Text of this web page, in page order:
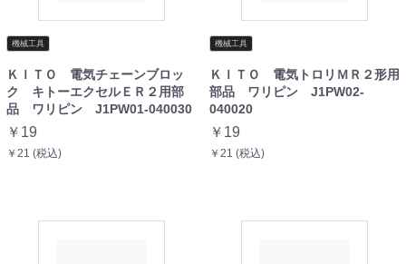
機械工具
ＫＩＴＯ 電気チェーンブロッ
ク キトーエクセルＥＲ２用部
品 ワリピン J1PW01-040030
￥19
￥21 (税込)
機械工具
ＫＩＴＯ 電気トロリＭＲ２形用
部品 ワリピン J1PW02-
040020
￥19
￥21 (税込)